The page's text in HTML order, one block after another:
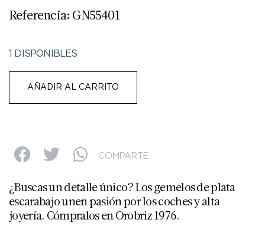
Referencia: GN55401
1 DISPONIBLES
AÑADIR AL CARRITO
COMPARTE
¿Buscas un detalle único? Los gemelos de plata
escarabajo unen pasión por los coches y alta
joyería. Cómpralos en Orobriz 1976.